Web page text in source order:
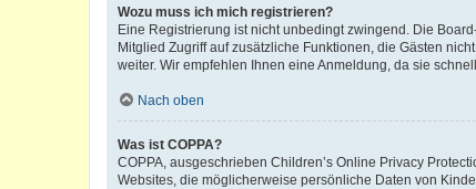
Wozu muss ich mich registrieren?
Eine Registrierung ist nicht unbedingt zwingend. Die
Mitglied Zugriff auf zusätzliche Funktionen, die Gästen
weiter. Wir empfehlen Ihnen eine Anmeldung, da sie
Nach oben
Was ist COPPA?
COPPA, ausgeschrieben Children’s Online Privacy
Websites, die möglicherweise persönliche Daten von